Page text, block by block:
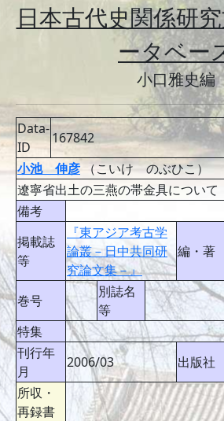
日本古代史関係研
ータベー
小口雅史編
Data-
ID
167842
小池 伸彦 （こいけ のぶひこ）
遼寧省出土の三燕の帯金具について
備考
掲載誌
等
『東アジア考古学
論叢－日中共同研
究論文集－』
編・著
巻号
別誌名
等
特集
刊行年
月
2006/03 出版社
所収・
再録書